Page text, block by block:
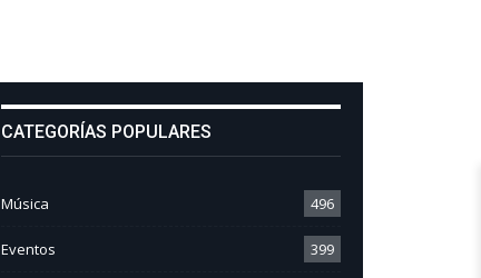
CATEGORÍAS POPULARES
Música 496
Eventos 399